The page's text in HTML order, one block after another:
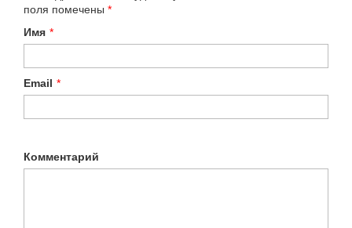
поля помечены *
Имя *
Email *
Комментарий